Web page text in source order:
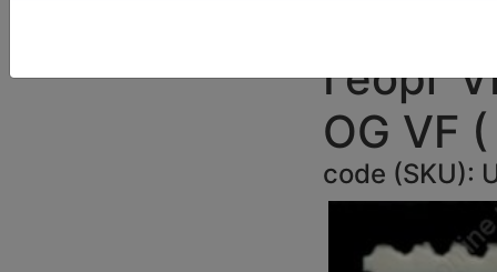
Георг
OG VF
code (SKU):